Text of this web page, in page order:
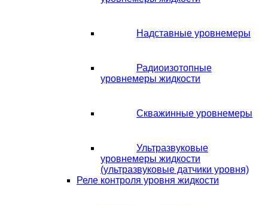
Надставные уровнемеры
Радиоизотопные
уровнемеры жидкости
Скважинные уровнемеры
Ультразвуковые
уровнемеры жидкости
(ультразвуковые датчики уровня)
Реле контроля уровня жидкости